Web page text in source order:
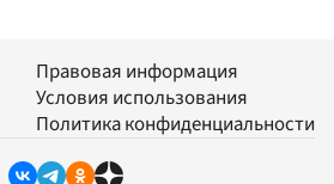
Правовая информация
Условия использования
Политика конфиденциальности